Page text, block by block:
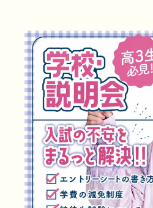
高校3年生
LINE友だち登録よくある
採用情報
カリキュラム・シラバス
サイトマップ